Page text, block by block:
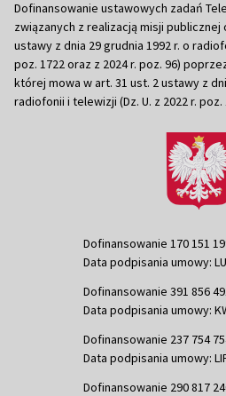
Dofinansowanie ustawowych zadań
związanych z realizacją misji publicznej
ustawy z dnia 29 grudnia 1992 r. o
poz. 1722 oraz z 2024 r. poz. 96)
której mowa w art. 31 ust. 2 ustawy z
radiofonii i telewizji (Dz. U. z 2022 r. poz.
Dofinansowanie 170 151
Data podpisania umowy:
Dofinansowanie 391 856
Data podpisania umowy:
Dofinansowanie 237 754
Data podpisania umowy:
Dofinansowanie 290 817